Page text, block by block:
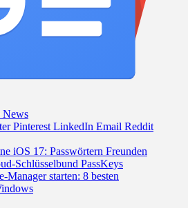
News
Pinterest LinkedIn Email Reddit
iOS 17: Passwörtern Freunden
Schlüsselbund PassKeys
Manager starten: 8 besten